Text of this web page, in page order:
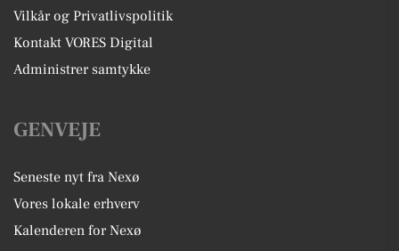
Vilkår og Privatlivspolitik
Kontakt VORES Digital
Administrer samtykke
GENVEJE
Seneste nyt fra Nexø
Vores lokale erhverv
Kalenderen for Nexø